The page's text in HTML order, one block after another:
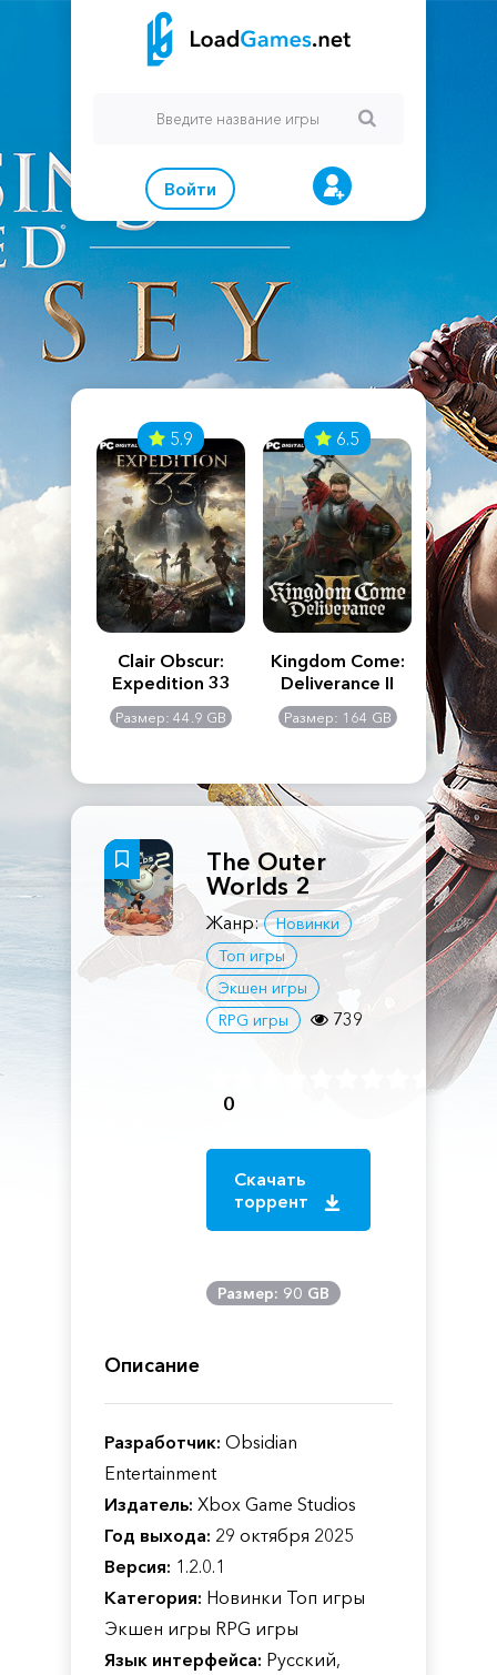
Войти
Creed
5.9
Clair Obscur:
Expedition 33
Размер: 44.9 GB
6.5
Kingdom Come:
Deliverance II
Размер: 164 GB
The
The Outer
Worlds 2
Жанр:
Новинки
Топ игры
Экшен игры
RPG игры
739
0
Скачать
торрент
Размер: 90 GB
Описание
Разработчик: Obsidian
Entertainment
Издатель: Xbox Game Studios
Год выхода: 29 октября 2025
Версия: 1.2.0.1
Категория: Новинки Топ игры
Экшен игры RPG игры
Язык интерфейса: Русский,